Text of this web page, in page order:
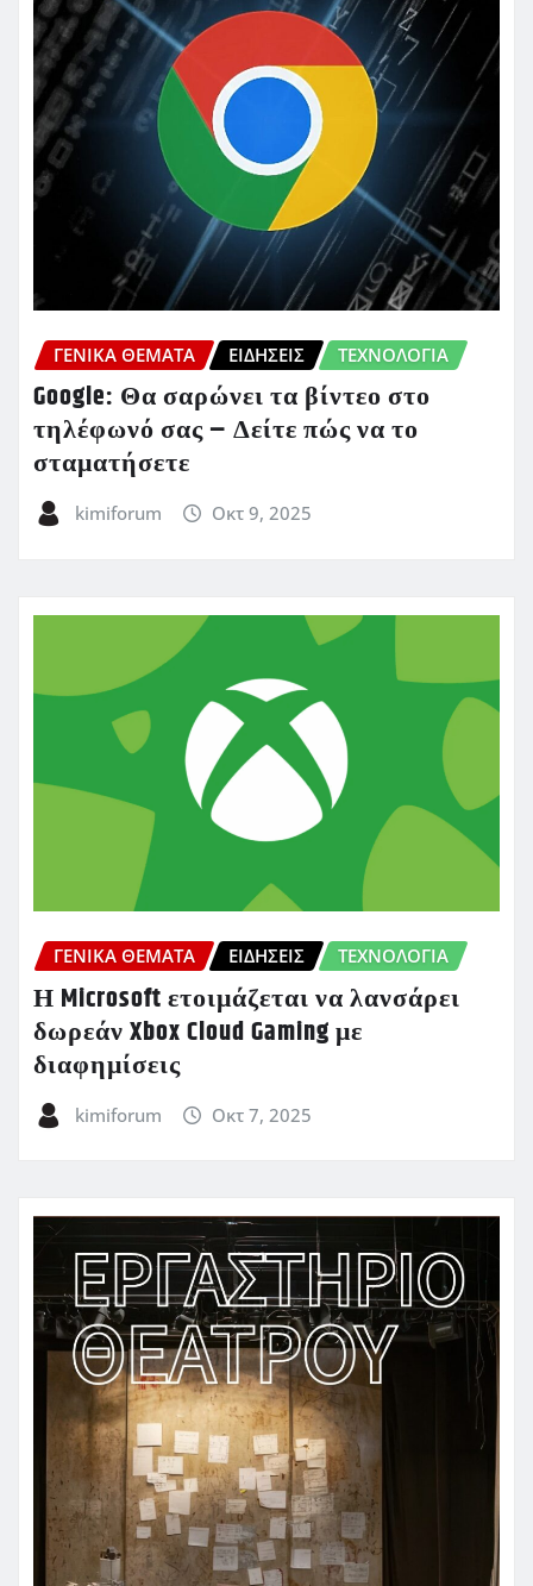
ΓΕΝΙΚΑ ΘΕΜΑΤΑ ΕΙΔΗΣΕΙΣ ΤΕΧΝΟΛΟΓΙΑ
Google: Θα σαρώνει τα βίντεο στο
τηλέφωνό σας – Δείτε πώς να το
σταματήσετε
kimiforum Οκτ 9, 2025
ΓΕΝΙΚΑ ΘΕΜΑΤΑ ΕΙΔΗΣΕΙΣ ΤΕΧΝΟΛΟΓΙΑ
Η Microsoft ετοιμάζεται να λανσάρει
δωρεάν Xbox Cloud Gaming με
διαφημίσεις
kimiforum Οκτ 7, 2025